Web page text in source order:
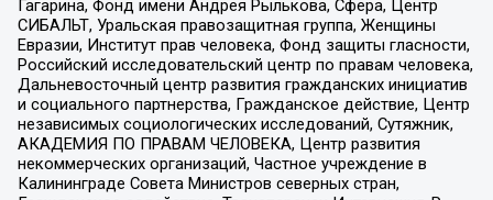
Гагарина, Фонд имени Андрея Рылькова, Сфера, Центр
СИБАЛЬТ, Уральская правозащитная группа, Женщины
Евразии, Институт прав человека, Фонд защиты гласности,
Российский исследовательский центр по правам человека,
Дальневосточный центр развития гражданских инициатив
и социального партнерства, Гражданское действие, Центр
независимых социологических исследований, Сутяжник,
АКАДЕМИЯ ПО ПРАВАМ ЧЕЛОВЕКА, Центр развития
некоммерческих организаций, Частное учреждение в
Калининграде Совета Министров северных стран,